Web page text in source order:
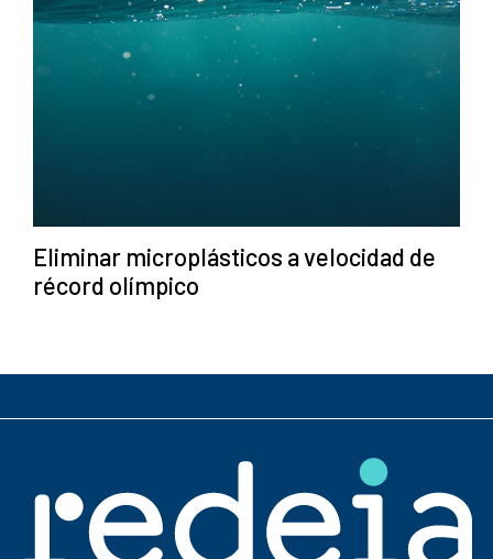
Eliminar microplásticos a velocidad de
récord olímpico